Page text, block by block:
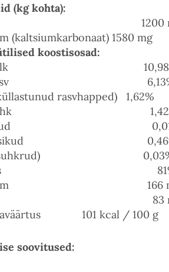
(kg kohta):
1200
(kaltsiumkarbonaat) 1580 mg
koostisosad:
rasvhapped) 1,62%
suhkrud)
166
83
101 kcal / 100 g
soovitused: